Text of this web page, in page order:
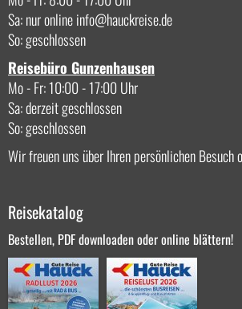
Sa: nur onlineinfo
hauckreise.de
So: geschlossen
Reisebüro Gunzenhausen
Mo - Fr: 10:00 - 17:00 Uhr
Sa: derzeit geschlossen
So: geschlossen
Wir freuen uns über Ihren persönlichen Besuch
Reisekatalog
Bestellen, PDF downloaden oder online blättern!